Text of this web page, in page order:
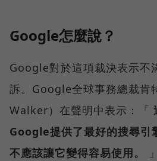
Google怎麼說？
Google對於這項裁決表示不
訴。Google全球事務總裁肯
Walker）在聲明中表示：「
Google提供了最好的搜尋引
不應該讓它變得容易使用。